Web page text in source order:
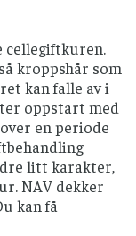
cellegiftkuren.
kroppshår som
kan falle av i
oppstart med
en periode
litt karakter,
NAV dekker
kan få